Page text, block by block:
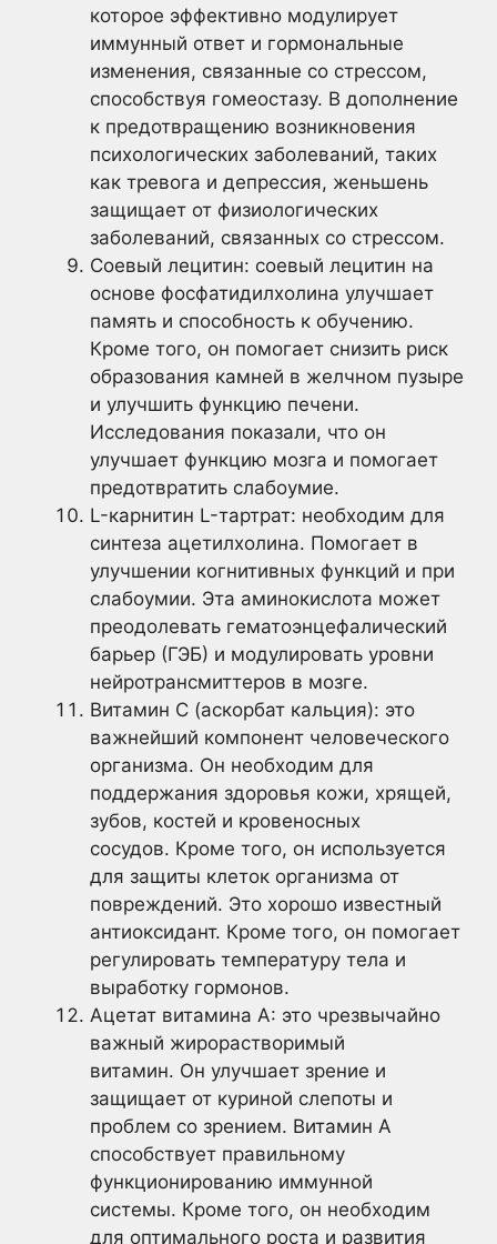
которое эффективно модулирует
иммунный ответ и гормональные
изменения, связанные со стрессом,
способствуя гомеостазу. В дополнение
к предотвращению возникновения
психологических заболеваний, таких
как тревога и депрессия, женьшень
защищает от физиологических
заболеваний, связанных со стрессом.
Соевый лецитин: соевый лецитин на
основе фосфатидилхолина улучшает
память и способность к обучению.
Кроме того, он помогает снизить риск
образования камней в желчном пузыре
и улучшить функцию печени.
Исследования показали, что он
улучшает функцию мозга и помогает
предотвратить слабоумие.
L-карнитин L-тартрат: необходим для
синтеза ацетилхолина. Помогает в
улучшении когнитивных функций и при
слабоумии. Эта аминокислота может
преодолевать гематоэнцефалический
барьер (ГЭБ) и модулировать уровни
нейротрансмиттеров в мозге.
Витамин С (аскорбат кальция): это
важнейший компонент человеческого
организма. Он необходим для
поддержания здоровья кожи, хрящей,
зубов, костей и кровеносных
сосудов. Кроме того, он используется
для защиты клеток организма от
повреждений. Это хорошо известный
антиоксидант. Кроме того, он помогает
регулировать температуру тела и
выработку гормонов.
Ацетат витамина А: это чрезвычайно
важный жирорастворимый
витамин. Он улучшает зрение и
защищает от куриной слепоты и
проблем со зрением. Витамин А
способствует правильному
функционированию иммунной
системы. Кроме того, он необходим
для оптимального роста и развития